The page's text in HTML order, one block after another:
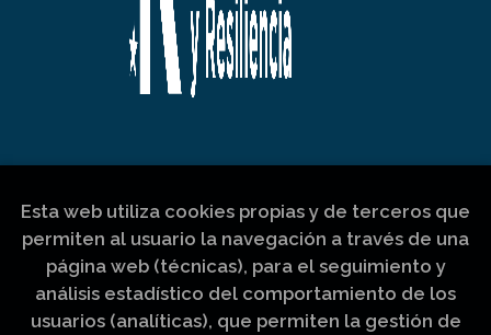
Esta web utiliza cookies propias y de terceros que
permiten al usuario la navegación a través de una
página web (técnicas), para el seguimiento y
análisis estadístico del comportamiento de los
usuarios (analíticas), que permiten la gestión de